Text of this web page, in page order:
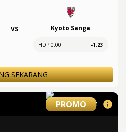
VS Kyoto Sanga
HDP 0.00 -1.23
SEKARANG
PROMO